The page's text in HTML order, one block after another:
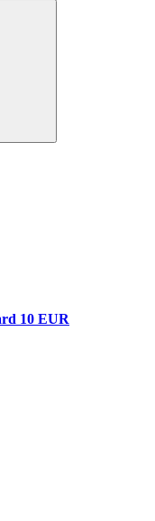
10 EUR